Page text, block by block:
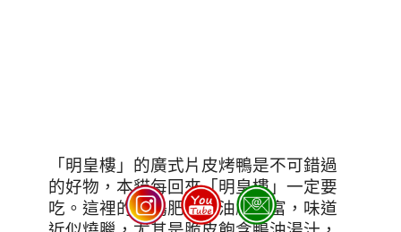
「明皇樓」的廣式片皮烤鴨是不可錯過
的好物，本貓每回來「明皇樓」一定要
吃。這裡的烤鴨肥厚、油脂豐富，味道